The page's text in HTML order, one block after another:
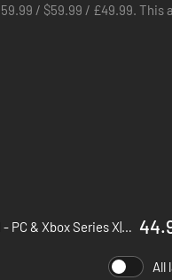
/ $59.99 / £49.99. This
Halo: Campaign Evolved - PC & Xbox Series X|S (Microsoft Store)
All